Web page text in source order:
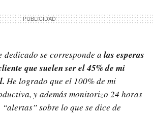
dedicado se corresponde a las esperas
que suelen ser el 45% de mi
He logrado que el 100% de mi
y además monitorizo 24 horas
sobre lo que se dice de